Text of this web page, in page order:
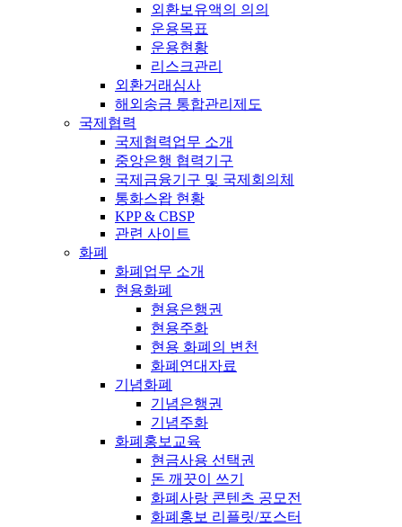
외환보유액의 의의
운용목표
운용현황
리스크관리
외환거래심사
해외송금 통합관리제도
국제협력
국제협력업무 소개
중앙은행 협력기구
국제금융기구 및 국제회의체
통화스왑 현황
KPP & CBSP
관련 사이트
화폐
화폐업무 소개
현용화폐
현용은행권
현용주화
현용 화폐의 변천
화폐연대자료
기념화폐
기념은행권
기념주화
화폐홍보교육
현금사용 선택권
돈 깨끗이 쓰기
화폐사랑 콘텐츠 공모전
화폐홍보 리플릿/포스터